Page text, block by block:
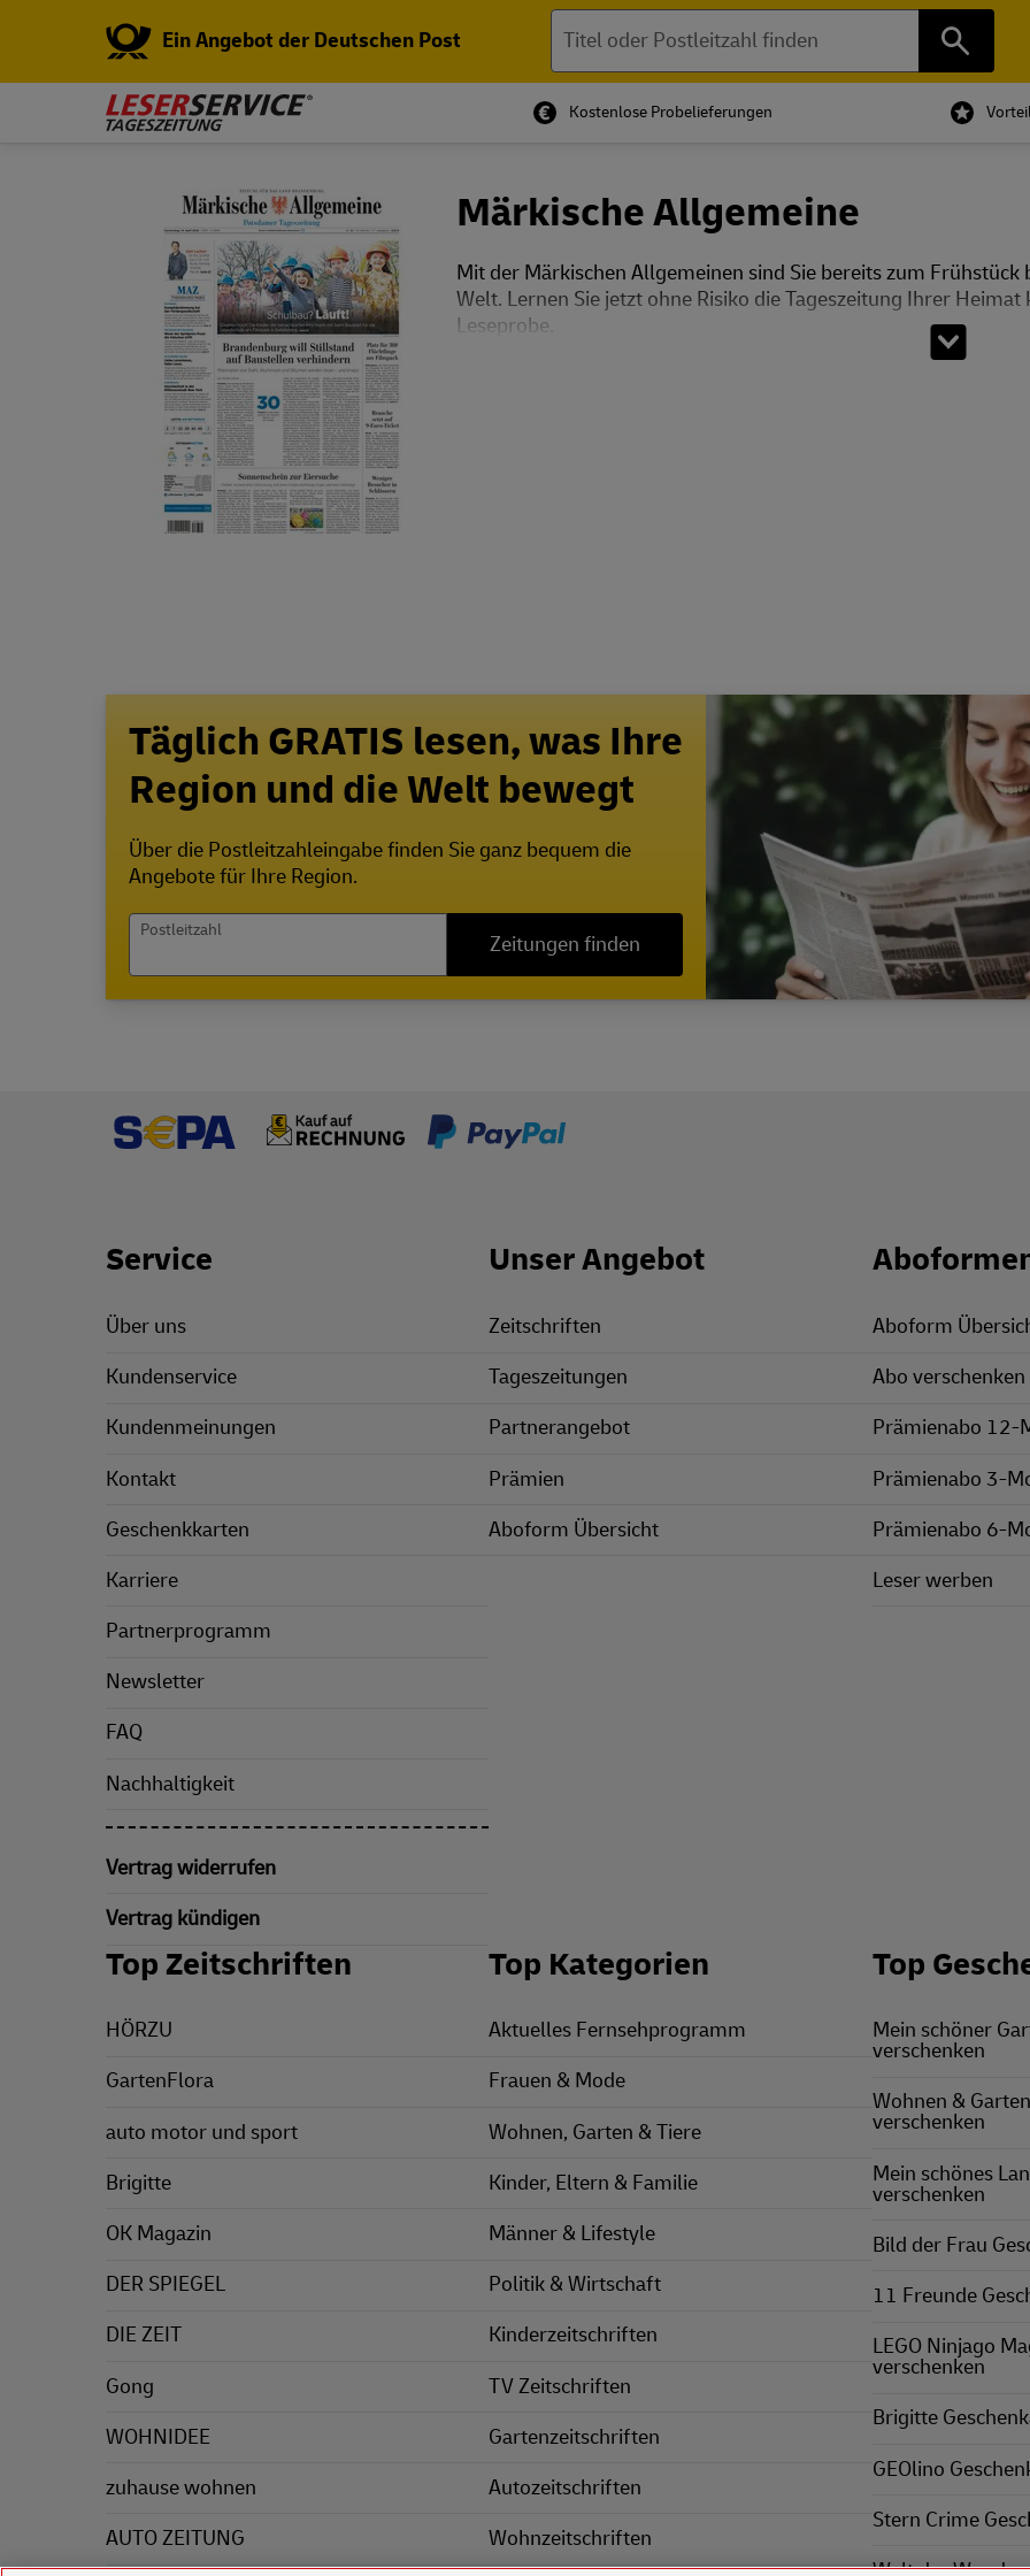
Ein Angebot der Deutschen Post
Suchen
Kostenlose Probelieferungen
Märkische Allgemeine
Mit der Märkischen Allgemeinen sind Sie bereits zum
Welt. Lernen Sie jetzt ohne Risiko die Tageszeitung Ihrer
Leseprobe.
Täglich GRATIS lesen, was Ihre
Region und die Welt bewegt
Über die Postleitzahleingabe finden Sie ganz bequem die
Angebote für Ihre Region.
Postleitzahl
Zeitungen finden
Footer Links
Service
Über uns
Kundenservice
Kundenmeinungen
Kontakt
Geschenkkarten
Karriere
Partnerprogramm
Newsletter
FAQ
Nachhaltigkeit
Vertrag widerrufen
Vertrag kündigen
Unser Angebot
Zeitschriften
Tageszeitungen
Partnerangebot
Prämien
Aboform Übersicht
Aboform
Abo verschenken
Prämienabo 12-
Prämienabo 3-
Prämienabo 6-
Leser werben
Top Zeitschriften
HÖRZU
GartenFlora
auto motor und sport
Brigitte
OK Magazin
DER SPIEGEL
DIE ZEIT
Gong
WOHNIDEE
zuhause wohnen
AUTO ZEITUNG
Top Kategorien
Aktuelles Fernsehprogramm
Frauen & Mode
Wohnen, Garten & Tiere
Kinder, Eltern & Familie
Männer & Lifestyle
Politik & Wirtschaft
Kinderzeitschriften
TV Zeitschriften
Gartenzeitschriften
Autozeitschriften
Wohnzeitschriften
Top
Mein schöner
verschenken
Wohnen &
verschenken
Mein schönes
verschenken
Bild der Frau
11 Freunde
LEGO Ninjago
verschenken
Brigitte
GEOlino
Stern Crime
Welt der Wunder